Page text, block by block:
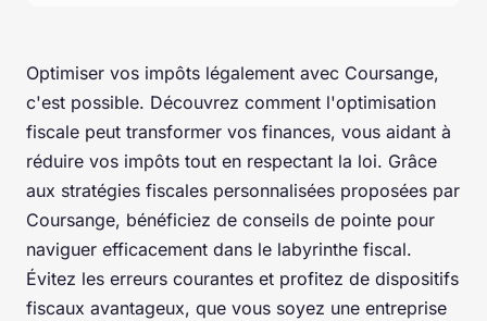
Optimiser vos impôts légalement avec Coursange,
c'est possible. Découvrez comment l'optimisation
fiscale peut transformer vos finances, vous aidant à
réduire vos impôts tout en respectant la loi. Grâce
aux stratégies fiscales personnalisées proposées par
Coursange, bénéficiez de conseils de pointe pour
naviguer efficacement dans le labyrinthe fiscal.
Évitez les erreurs courantes et profitez de dispositifs
fiscaux avantageux, que vous soyez une entreprise